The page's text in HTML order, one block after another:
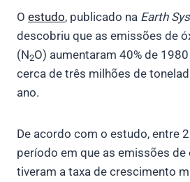
O estudo, publicado na Earth
descobriu que as emissões de
(N2O) aumentaram 40% de
cerca de três milhões de
ano.
De acordo com o estudo, entre
período em que as emissões
tiveram a taxa de crescimento